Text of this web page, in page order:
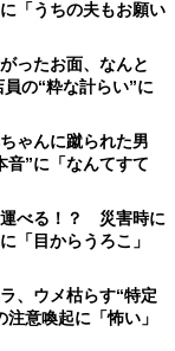
「うちの夫もお願い
ったお面、なんと
の“粋な計らい”に
ゃんに蹴られた男
”に「なんてすて
べる！？ 災害時に
「目からうろこ」
、ウメ枯らす“特定
意喚起に「怖い」